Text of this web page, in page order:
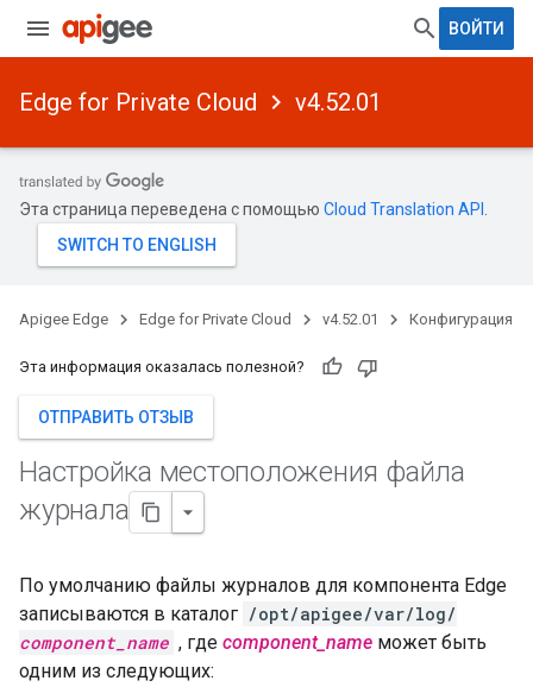
ВОЙТИ
Edge for Private Cloud v4.52.01
Эта страница переведена с помощью Cloud Translation API
Apigee Edge Edge for Private Cloud v4.52.01 Конфигурация
Эта информация оказалась полезной?
ОТПРАВИТЬ ОТЗЫВ
Настройка местоположения файла
журнала
По умолчанию файлы журналов для компонента Edge
записываются в каталог /opt/apigee/var/log/
component_name , где component_name может быть
одним из следующих: